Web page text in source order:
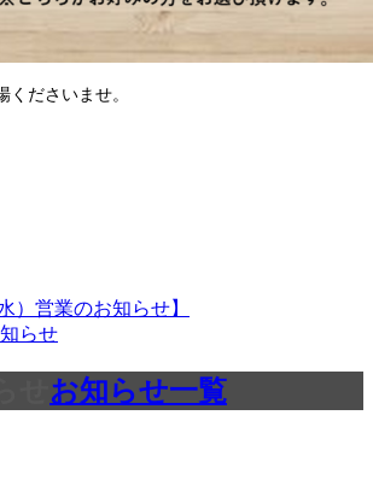
くださいませ。
）営業のお知らせ】
らせ
お知らせ一覧